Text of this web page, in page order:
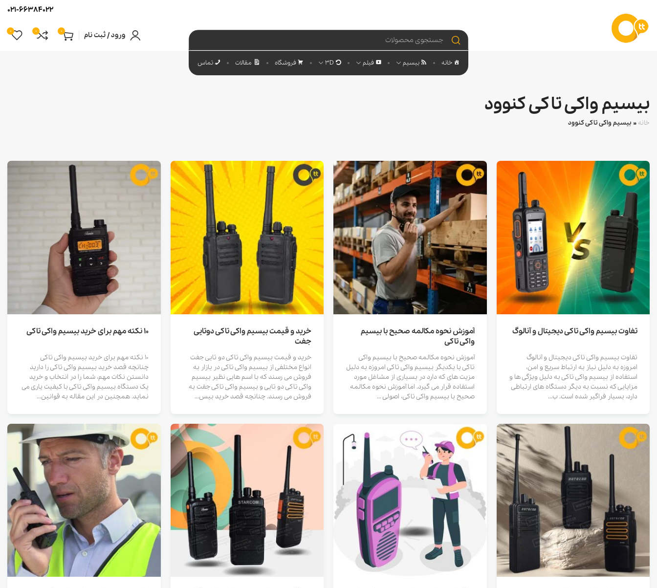
021-66384022
ورود / ثبت نام 0
0
0
خانه بیسیم فیلم 3D فروشگاه مقالات تماس
بیسیم واکی تاکی کنوود
خانه » بیسیم واکی تاکی کنوود
تفاوت بیسیم واکی تاکی دیجیتال و آنالوگ
تفاوت بیسیم واکی تاکی دیجیتال و آنالوگ
امروزه به دلیل نیاز به ارتباط سریع و امن،
استفاده از بیسیم واکی تاکی به دلیل ویژگی ها و
مزایایی که نسبت به دیگر دستگاه های ارتباطی
دارد، بسیار فراگیر شده است. ب...
آموزش نحوه مکالمه صحیح با بیسیم
واکی تاکی
آموزش نحوه مکالمه صحیح با بیسیم واکی
تاکی با یکدیگر بیسیم واکی تاکی امروزه به دلیل
مزیت های که دارد در بسیاری از مشاغل مورد
استفاده قرار می گیرد. اما آموزش نحوه مکالمه
صحیح با بیسیم واکی تاکی، اصولی ...
خرید و قیمت بیسیم واکی تاکی دوتایی
جفت
خرید و قیمت بیسیم واکی تاکی دو تایی جفت
انواع مختلفی از بیسیم واکی تاکی در بازار به
فروش می رسند که با اسم هایی نظیر بیسیم
واکی تاکی دو تایی و بیسیم واکی تاکی جفت به
فروش می رسند. چنانچه قصد خرید بیس...
10 نکته مهم برای خرید بیسیم واکی تاکی
10 نکته مهم برای خرید بیسیم واکی تاکی
چنانچه قصد خرید بیسیم واکی تاکی را دارید
دانستن نکات مهم، شما را در انتخاب و خرید
یک دستگاه بیسیم واکی تاکی با کیفیت یاری می
نماید. همچنین در این مقاله به قوانین...